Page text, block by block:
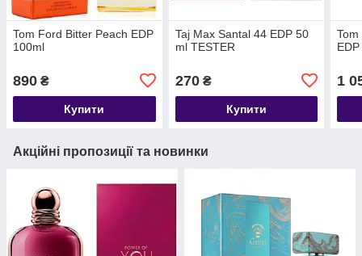
Tom Ford Bitter Peach EDP
100ml
890 ₴
Купити
Taj Max Santal 44 EDP 50
ml TESTER
270₴
Купити
1
Акційні пропозиції та новинки